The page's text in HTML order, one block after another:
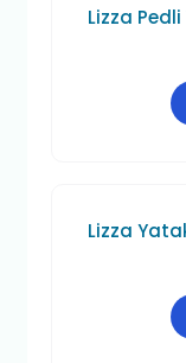
Lizza
Lizza